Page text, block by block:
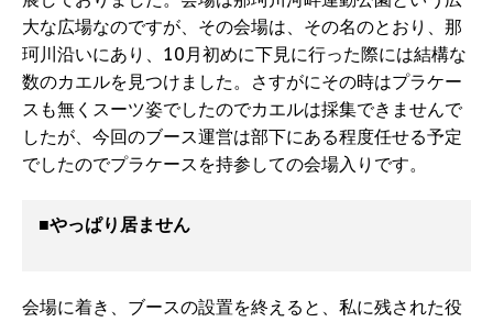
大な広場なのですが、その会場は、その名のとおり、那
珂川沿いにあり、10月初めに下見に行った際には結構な
数のカエルを見つけました。さすがにその時はプラケー
スも無くスーツ姿でしたのでカエルは採集できませんで
したが、今回のブース運営は部下にある程度任せる予定
でしたのでプラケースを持参しての会場入りです。
■やっぱり居ません
会場に着き、ブースの設置を終えると、私に残された役